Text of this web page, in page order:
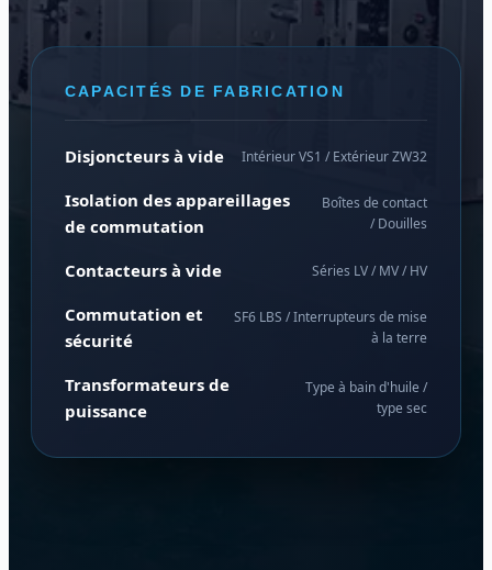
CAPACITÉS DE FABRICATION
Disjoncteurs à vide Intérieur VS1 / Extérieur ZW32
Isolation des appareillages
de commutation
Boîtes de contact
/ Douilles
Contacteurs à vide Séries LV / MV / HV
Commutation et
sécurité
SF6 LBS / Interrupteurs de mise
à la terre
Transformateurs de
puissance
Type à bain d'huile /
type sec